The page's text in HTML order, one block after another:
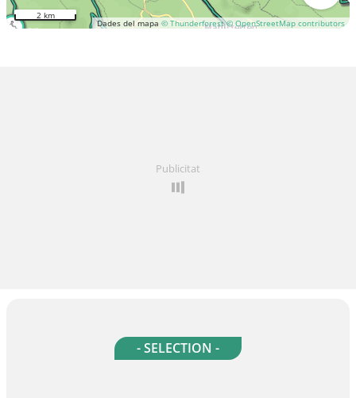
Dades del mapa © Thunderforest © OpenStreetMap contributors
2 km
Publicitat
- SELECTION -